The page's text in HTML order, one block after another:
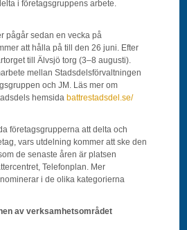
i företagsgruppens arbete.
pågår sedan en vecka på
att hålla på till den 26 juni. Efter
till Älvsjö torg (3–8 augusti).
mellan Stadsdelsförvaltningen
och JM. Läs mer om
hemsida battrestadsdel.se/
företagsgrupperna att delta och
vars utdelning kommer att ske den
de senaste åren är platsen
Telefonplan. Mer
i de olika kategorierna
av verksamhetsområdet